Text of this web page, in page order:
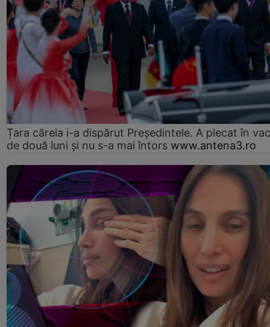
Țara căreia i-a dispărut Președintele. A plecat în
de două luni și nu s-a mai întors www.antena3.ro